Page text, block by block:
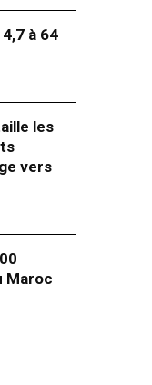
à 64
les
vers
Maroc